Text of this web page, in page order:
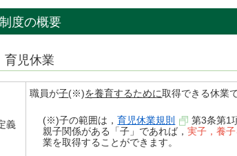
制度の概要
育児休業
義
職員が子(※)を養育するために取得できる休業で
(※)子の範囲は，育児休業規則
第3条第1
親子関係がある「子」であれば，実子，養
業を取得することができます。